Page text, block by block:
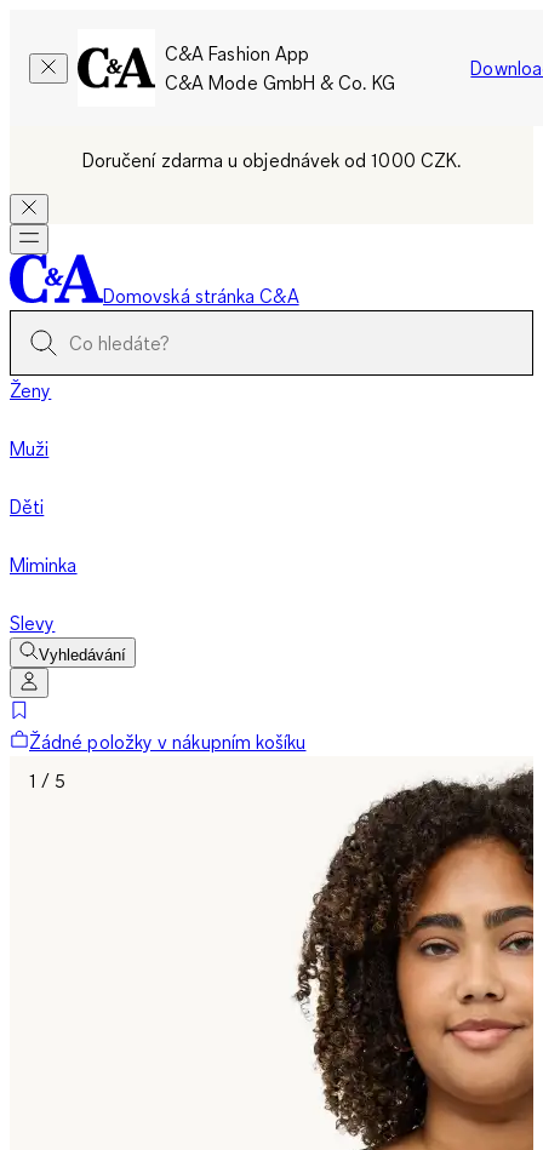
C&A Fashion App
C&A Mode GmbH & Co. KG
Doručení zdarma u objednávek od 1000 CZK.
Domovská stránka C&A
Ženy
Muži
Děti
Miminka
Slevy
Vyhledávání
Žádné položky v nákupním košíku
1 / 5